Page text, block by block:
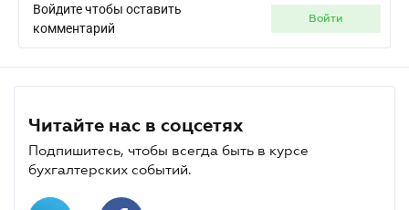
Войдите чтобы оставить
комментарий
войти
Читайте нас в соцсетях
Подпишитесь, чтобы всегда быть в курсе
бухгалтерских событий.